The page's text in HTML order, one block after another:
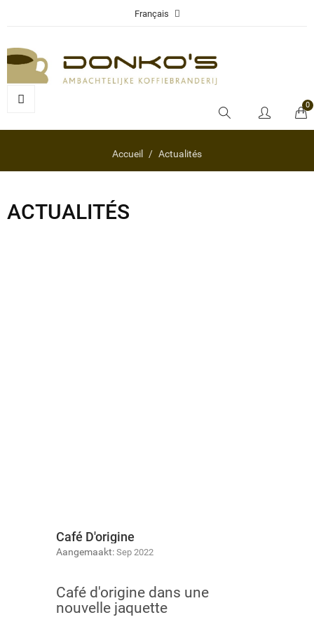
Français
0
Accueil Actualités
ACTUALITÉS
Café D'origine
Aangemaakt: Sep 2022
Café d'origine dans une
nouvelle jaquette